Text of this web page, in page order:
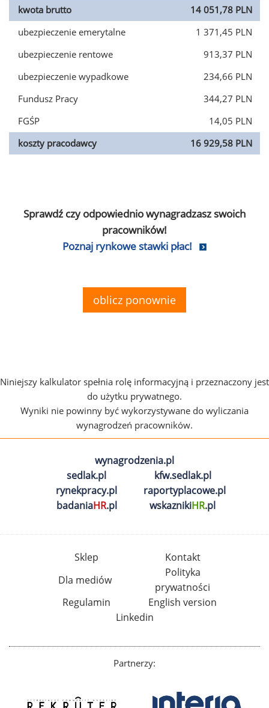
kwota brutto
14 051,78 PLN
ubezpieczenie emerytalne
1 371,45 PLN
ubezpieczenie rentowe
913,37 PLN
ubezpieczenie wypadkowe
234,66 PLN
Fundusz Pracy
344,27 PLN
FGŚP
14,05 PLN
koszty pracodawcy
16 929,58 PLN
Sprawdź czy odpowiednio wynagradzasz swoich
pracowników!
Poznaj rynkowe stawki płac!
oblicz ponownie
Niniejszy kalkulator spełnia rolę informacyjną i przeznaczony jest
do użytku prywatnego.
Wyniki nie powinny być wykorzystywane do wyliczania
wynagrodzeń pracowników.
wynagrodzenia.pl
sedlak.pl
kfw.sedlak.pl
rynekpracy.pl
raportyplacowe.pl
badaniaHR.pl wskaznikiHR.pl
Sklep
Kontakt
Dla mediów
Polityka
prywatności
Regulamin
English version
Linkedin
Partnerzy: